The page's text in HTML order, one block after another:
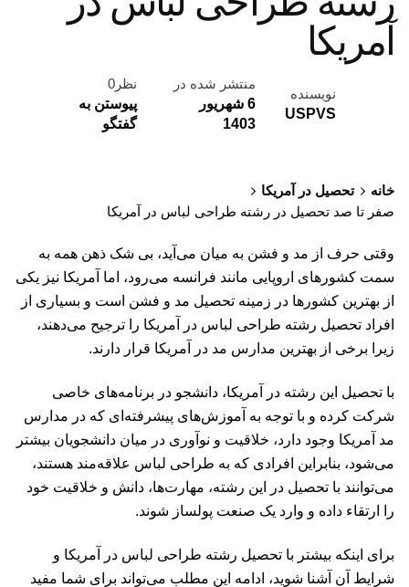
آمریکا
نویسنده
USPVS
منتشر شده در
6 شهریور
1403
نظر0
پیوستن به
گفتگو
خانه
تحصیل در آمریکا
صفر تا صد تحصیل در رشته طراحی لباس در آمریکا
وقتی حرف از مد و فشن به میان می‌آید، بی شک ذهن همه به
سمت کشورهای اروپایی مانند فرانسه می‌رود، اما آمریکا نیز یکی
از بهترین کشورها در زمینه تحصیل مد و فشن است و بسیاری از
افراد تحصیل رشته طراحی لباس در آمریکا را ترجیح می‌دهند،
زیرا برخی از بهترین مدارس مد در آمریکا قرار دارند.
با تحصیل این رشته در آمریکا، دانشجو در برنامه‌های خاصی
شرکت کرده و با توجه به آموزش‌های پیشرفته‌ای که در مدارس
مد آمریکا وجود دارد، خلاقیت و نوآوری در میان دانشجویان بیشتر
می‌شود، بنابراین افرادی که به طراحی لباس علاقه‌مند هستند،
می‌توانند با تحصیل در این رشته، مهارت‌ها، دانش و خلاقیت خود
را ارتقاء داده و وارد یک صنعت پولساز شوند.
برای اینکه بیشتر با تحصیل رشته طراحی لباس در آمریکا و
شرایط آن آشنا شوید، ادامه این مطلب می‌تواند برای شما مفید